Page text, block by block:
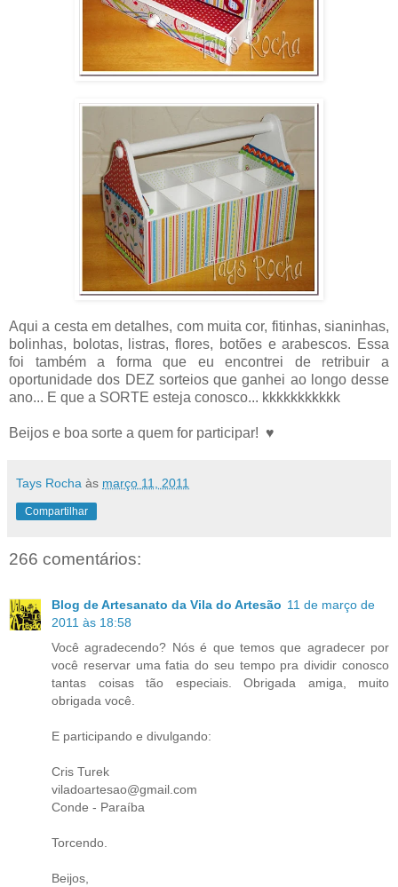
Aqui a cesta em detalhes, com muita cor, fitinhas, sianinhas,
bolinhas, bolotas, listras, flores, botões e arabescos. Essa
foi também a forma que eu encontrei de retribuir a
oportunidade dos DEZ sorteios que ganhei ao longo desse
ano... E que a SORTE esteja conosco... kkkkkkkkkkk
Beijos e boa sorte a quem for participar! ♥
Tays Rocha às março 11, 2011
Compartilhar
266 comentários:
Blog de Artesanato da Vila do Artesão 11 de março de
2011 às 18:58
Você agradecendo? Nós é que temos que agradecer por
você reservar uma fatia do seu tempo pra dividir conosco
tantas coisas tão especiais. Obrigada amiga, muito
obrigada você.
E participando e divulgando:
Cris Turek
viladoartesao@gmail.com
Conde - Paraíba
Torcendo.
Beijos,